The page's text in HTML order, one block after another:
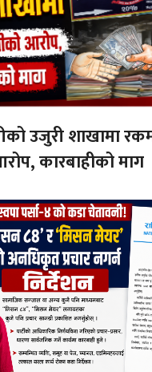
उजुरी शाखामा
कारबाहीको माग